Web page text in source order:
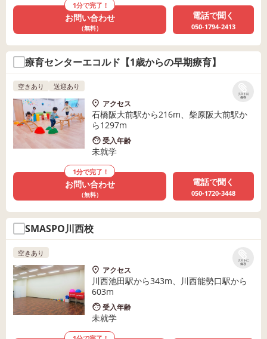
1分で完了！
お問い合わせ
（無料）
電話で聞く
050-1794-2413
療育センターエコルド【1歳からの早期療育】
リストに
保存
空きあり 送迎あり
アクセス
石橋阪大前駅から216m、柴原阪大前駅か
ら1297m
受入年齢
未就学
1分で完了！
お問い合わせ
（無料）
電話で聞く
050-1720-3448
SMASPO川西校
リストに
保存
空きあり
アクセス
川西池田駅から343m、川西能勢口駅から
603m
受入年齢
未就学